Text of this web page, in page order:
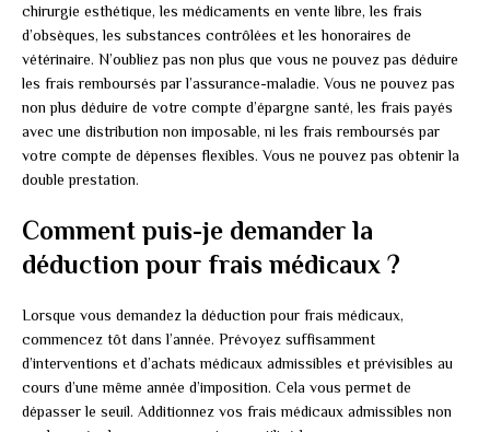
chirurgie esthétique, les médicaments en vente libre, les frais
d’obsèques, les substances contrôlées et les honoraires de
vétérinaire. N’oubliez pas non plus que vous ne pouvez pas déduire
les frais remboursés par l’assurance-maladie. Vous ne pouvez pas
non plus déduire de votre compte d’épargne santé, les frais payés
avec une distribution non imposable, ni les frais remboursés par
votre compte de dépenses flexibles. Vous ne pouvez pas obtenir la
double prestation.
Comment puis-je demander la
déduction pour frais médicaux ?
Lorsque vous demandez la déduction pour frais médicaux,
commencez tôt dans l’année. Prévoyez suffisamment
d’interventions et d’achats médicaux admissibles et prévisibles au
cours d’une même année d’imposition. Cela vous permet de
dépasser le seuil. Additionnez vos frais médicaux admissibles non